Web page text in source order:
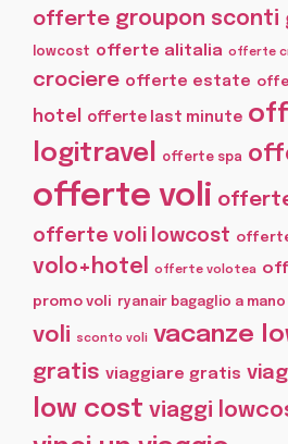
offerte groupon sconti
lowcost offerte alitalia offerte
crociere offerte estate
hotel
offerte last minute
logitravel
offerte spa
offerte voli
offerte voli lowcost
volo+hotel
offerte volotea
promo voli ryanair bagaglio a mano
voli
sconto voli vacanze
gratis viaggiare gratis
low cost viaggi